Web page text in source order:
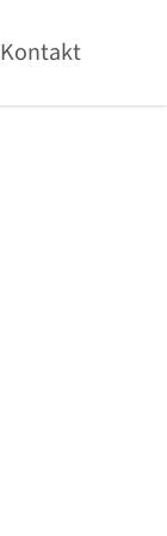
Kontakt